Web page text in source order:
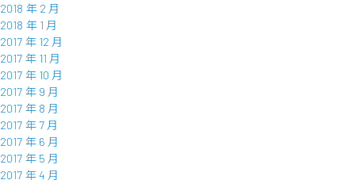
2018 年 2 月
2018 年 1 月
2017 年 12 月
2017 年 11 月
2017 年 10 月
2017 年 9 月
2017 年 8 月
2017 年 7 月
2017 年 6 月
2017 年 5 月
2017 年 4 月